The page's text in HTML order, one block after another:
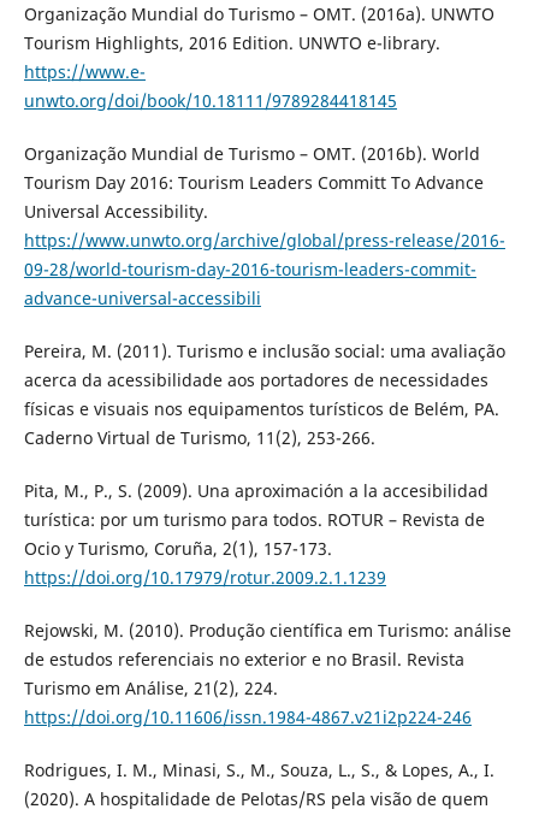
Organização Mundial do Turismo – OMT. (2016a). UNWTO
Tourism Highlights, 2016 Edition. UNWTO e-library.
https://www.e-
unwto.org/doi/book/10.18111/9789284418145
Organização Mundial de Turismo – OMT. (2016b). World
Tourism Day 2016: Tourism Leaders Committ To Advance
Universal Accessibility.
https://www.unwto.org/archive/global/press-release/2016-
09-28/world-tourism-day-2016-tourism-leaders-commit-
advance-universal-accessibili
Pereira, M. (2011). Turismo e inclusão social: uma avaliação
acerca da acessibilidade aos portadores de necessidades
físicas e visuais nos equipamentos turísticos de Belém, PA.
Caderno Virtual de Turismo, 11(2), 253-266.
Pita, M., P., S. (2009). Una aproximación a la accesibilidad
turística: por um turismo para todos. ROTUR – Revista de
Ocio y Turismo, Coruña, 2(1), 157-173.
https://doi.org/10.17979/rotur.2009.2.1.1239
Rejowski, M. (2010). Produção científica em Turismo: análise
de estudos referenciais no exterior e no Brasil. Revista
Turismo em Análise, 21(2), 224.
https://doi.org/10.11606/issn.1984-4867.v21i2p224-246
Rodrigues, I. M., Minasi, S., M., Souza, L., S., & Lopes, A., I.
(2020). A hospitalidade de Pelotas/RS pela visão de quem